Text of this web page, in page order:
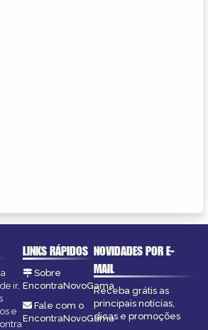
ir,
e
LINKS RÁPIDOS
Sobre
EncontraNovoGama
Fale com o
EncontraNovoGama
NOVIDADES POR E-
MAIL
Receba grátis as
principais notícias,
dicas e promoções